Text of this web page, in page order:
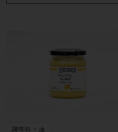
調味料・油